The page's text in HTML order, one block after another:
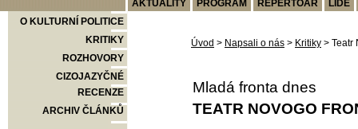
AKTUALITY PROGRAM REPERTOÁR
LIDÉ
O KULTURNÍ POLITICE
KRITIKY
ROZHOVORY
CIZOJAZYČNÉ
RECENZE
ARCHIV ČLÁNKŮ
Úvod > Napsali o nás > Kritiky > Teatr
Mladá fronta dnes
TEATR NOVOGO